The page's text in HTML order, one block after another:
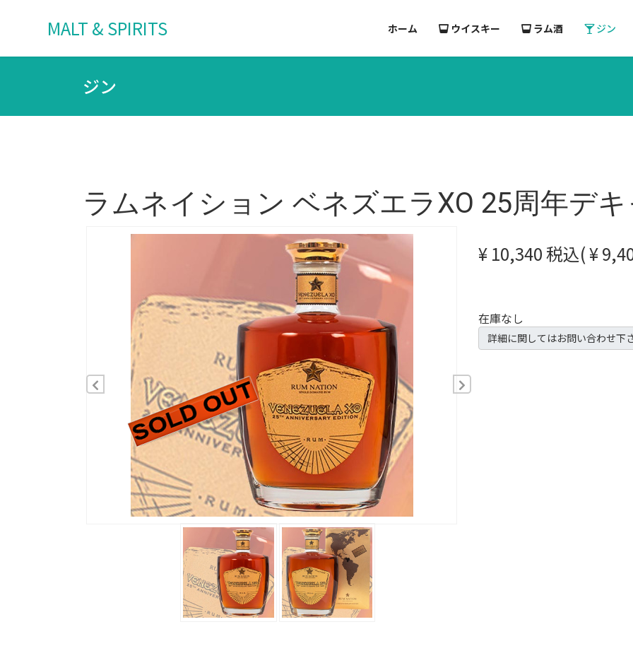
MALT & SPIRITS ホーム ウイスキー ラム酒 ジン
ジン
ラムネイション ベネズエラXO 25周年デ
¥ 10,340 税込( ¥
在庫なし
詳細に関してはお問い合わせ下